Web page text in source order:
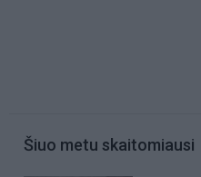
Šiuo metu skaitomiausi